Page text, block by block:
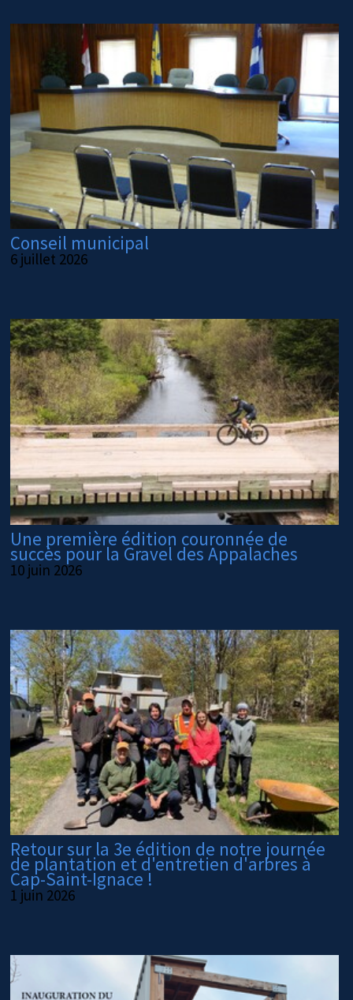
Conseil municipal
6 juillet 2026
Une première édition couronnée de
succès pour la Gravel des Appalaches
10 juin 2026
Retour sur la 3e édition de notre journée
de plantation et d'entretien d'arbres à
Cap-Saint-Ignace !
1 juin 2026